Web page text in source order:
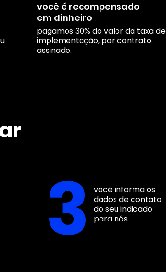
você é recompensado
em dinheiro
pagamos 30% do valor da taxa de
implementação, por contrato
assinado.
3
você informa os
dados de contato
do seu indicado
para nós